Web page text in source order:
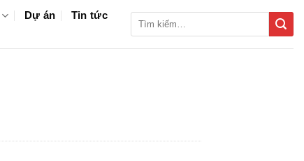
Dự án Tin tức